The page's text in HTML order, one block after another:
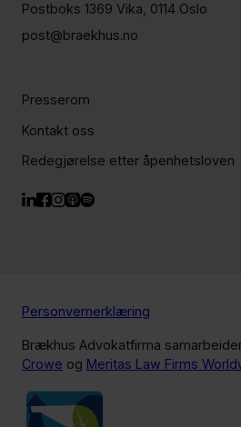
Postboks 1369 Vika, 0114 Oslo
post@braekhus.no
Presserom
Kontakt oss
Redegjørelse etter åpenhetsloven
Personvernerklæring
Brækhus Advokatfirma
Crowe og Meritas Law Firms